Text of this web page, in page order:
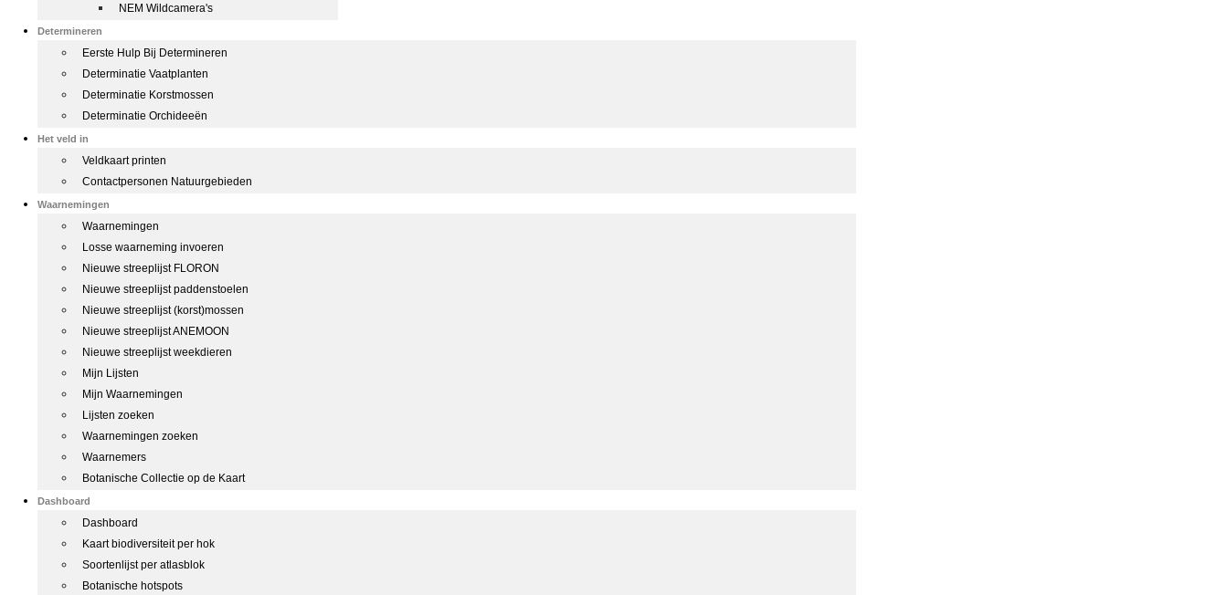
NEM Wildcamera's
Determineren
Eerste Hulp Bij Determineren
Determinatie Vaatplanten
Determinatie Korstmossen
Determinatie Orchideeën
Het veld in
Veldkaart printen
Contactpersonen Natuurgebieden
Waarnemingen
Waarnemingen
Losse waarneming invoeren
Nieuwe streeplijst FLORON
Nieuwe streeplijst paddenstoelen
Nieuwe streeplijst (korst)mossen
Nieuwe streeplijst ANEMOON
Nieuwe streeplijst weekdieren
Mijn Lijsten
Mijn Waarnemingen
Lijsten zoeken
Waarnemingen zoeken
Waarnemers
Botanische Collectie op de Kaart
Dashboard
Dashboard
Kaart biodiversiteit per hok
Soortenlijst per atlasblok
Botanische hotspots